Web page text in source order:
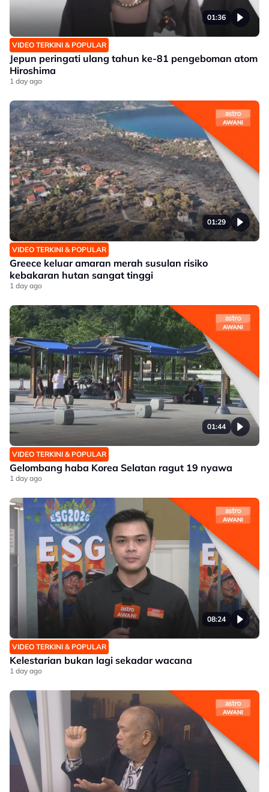
01:36
VIDEO TERKINI & POPULAR
Jepun peringati ulang tahun ke-81 pengeboman atom
Hiroshima
1 day ago
01:29
VIDEO TERKINI & POPULAR
Greece keluar amaran merah susulan risiko
kebakaran hutan sangat tinggi
1 day ago
01:44
VIDEO TERKINI & POPULAR
Gelombang haba Korea Selatan ragut 19 nyawa
1 day ago
08:24
VIDEO TERKINI & POPULAR
Kelestarian bukan lagi sekadar wacana
1 day ago